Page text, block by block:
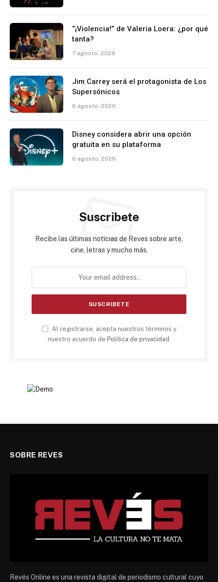
“¡Violencia!” de Valeria Loera: ¿por qué
tanta?
7 agosto, 2026
Jim Carrey será el protagonista de Los
Supersónicos
6 agosto, 2026
Disney considera abrir una opción
gratuita en su plataforma
6 agosto, 2026
Suscribete
Recibe las últimas noticias de Reves sobre arte,
cine, letras y mucho más.
Al registrarse, acepta nuestros términos y
nuestro acuerdo de Política de privacidad .
SOBRE REVES
Revés Online es una revista digital de periodismo cultural cuyo